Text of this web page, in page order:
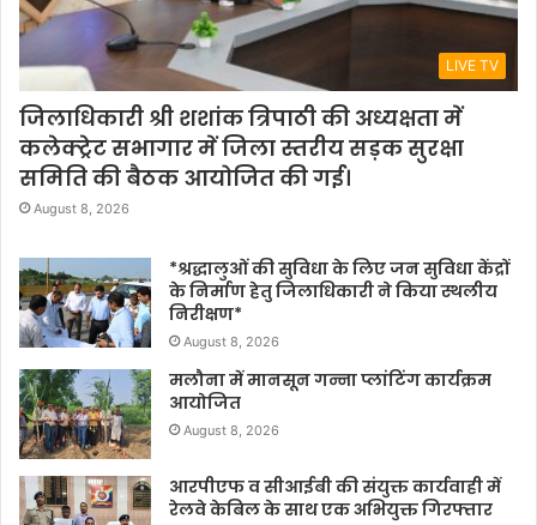
LIVE TV
जिलाधिकारी श्री शशांक त्रिपाठी की अध्यक्षता में
कलेक्ट्रेट सभागार में जिला स्तरीय सड़क सुरक्षा
समिति की बैठक आयोजित की गई।
August 8, 2026
*श्रद्धालुओं की सुविधा के लिए जन सुविधा केंद्रों
के निर्माण हेतु जिलाधिकारी ने किया स्थलीय
निरीक्षण*
August 8, 2026
मलौना में मानसून गन्ना प्लांटिंग कार्यक्रम
आयोजित
August 8, 2026
आरपीएफ व सीआईबी की संयुक्त कार्यवाही में
रेलवे केबिल के साथ एक अभियुक्त गिरफ्तार